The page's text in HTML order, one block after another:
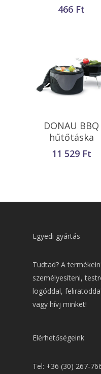
466 Ft
Kosárba
Teszem
DONAU BBQ
hűtőtáska
11 529 Ft
Egyedi gyártás
Tudtad? A
személyesíteni,
logóddal,
vagy hívj minket!
Elérhetőségeink
Tel: +36 (30) 267-